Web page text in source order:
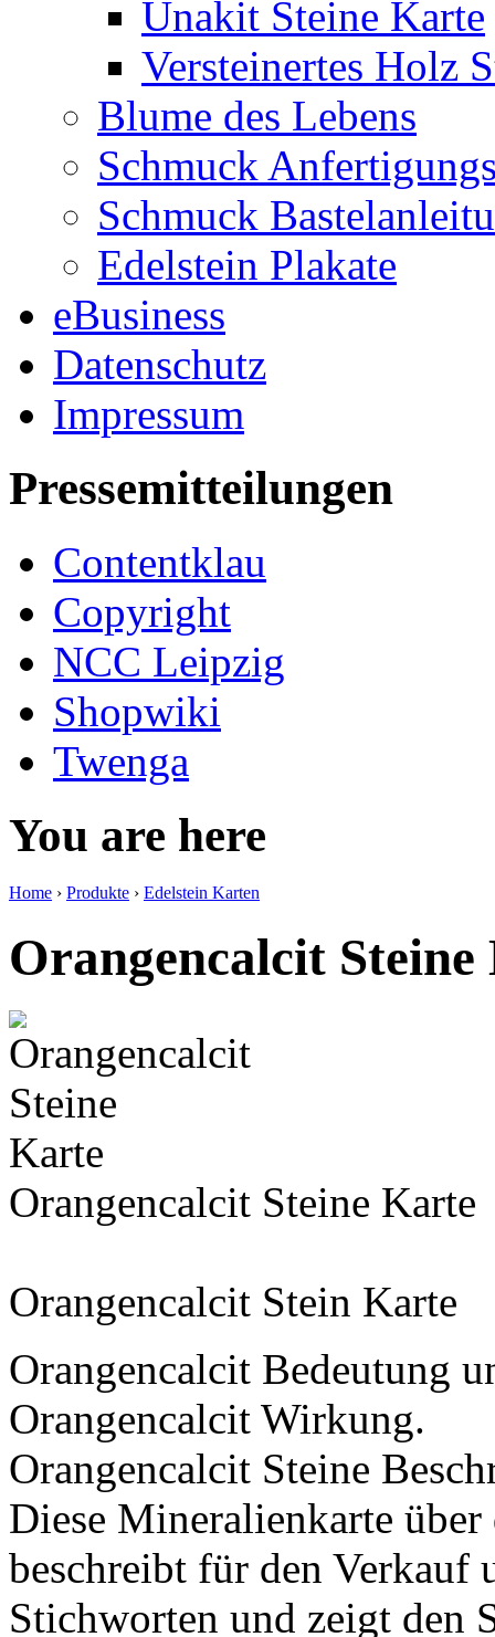
Unakit Steine Karte
Versteinertes Holz
Blume des Lebens
Schmuck
Schmuck
Edelstein Plakate
eBusiness
Datenschutz
Impressum
Pressemitteilungen
Contentklau
Copyright
NCC Leipzig
Shopwiki
Twenga
You are here
Home › Produkte › Edelstein Karten
Orangencalcit
Orangencalcit Steine Karte
Orangencalcit Stein Karte
Orangencalcit Bedeutung
Orangencalcit Wirkung.
Orangencalcit Steine
Diese Mineralienkarte
beschreibt für den
Stichworten und zeigt den